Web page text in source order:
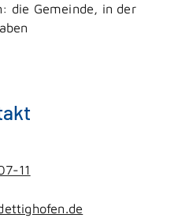
die Gemeinde, in der
11